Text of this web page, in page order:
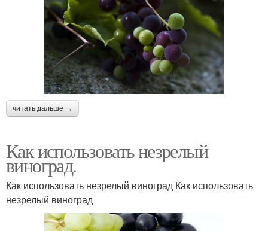
читать дальше →
Как использовать незрелый
виноград.
Как использовать незрелый виноград Как использовать
незрелый виноград